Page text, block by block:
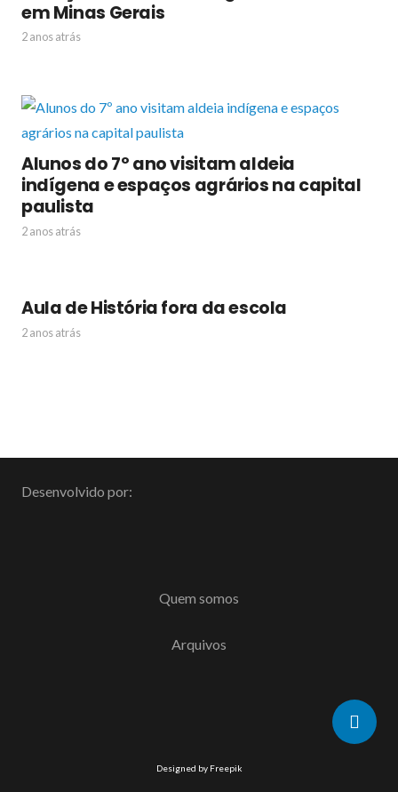
em Minas Gerais
2 anos atrás
Alunos do 7º ano visitam aldeia
indígena e espaços agrários na capital
paulista
2 anos atrás
Aula de História fora da escola
2 anos atrás
Desenvolvido por:
Quem somos
Arquivos
Designed by Freepik